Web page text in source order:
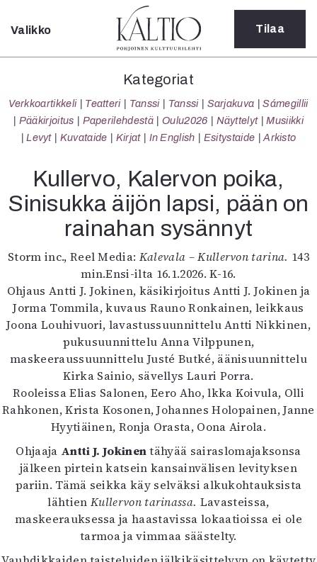
Sulje
Kategoriat
Verkkoartikkeli
Teatteri
Tanssi
Sarjakuva
Sámegillii
Pääkirjoitus
Paperilehdestä
Oulu2026
Näyttelyt
Musiikki
Levyt
Kuvataide
Kirjat
In English
Esitystaide
Arkisto
Lehdet
4/2026
2–3/2026
1/2026
6/2025
5/2025 saame
5/2025
Lehtiarkisto
Valikko Tilaa
Kategoriat
Verkkoartikkeli Teatteri Tanssi Tanssi Sarjakuva
Sámegillii
Pääkirjoitus
Paperilehdestä Oulu2026 Näyttelyt
Musiikki
Levyt
Kuvataide Kirjat In English Esitystaide Arkisto
Kullervo, Kalervon poika,
Sinisukka äijön lapsi, pään on
rainahan sysännyt
Storm inc., Reel Media: Kalevala – Kullervon tarina. 143
min.Ensi-ilta 16.1.2026. K-16.
Ohjaus Antti J. Jokinen, käsikirjoitus Antti J. Jokinen ja
Jorma Tommila, kuvaus Rauno Ronkainen, leikkaus
Joona Louhivuori, lavastussuunnittelu Antti Nikkinen,
pukusuunnittelu Anna Vilppunen,
maskeeraussuunnittelu Justé Butké, äänisuunnittelu
Kirka Sainio, sävellys Lauri Porra.
Rooleissa Elias Salonen, Eero Aho, lkka Koivula, Olli
Rahkonen, Krista Kosonen, Johannes Holopainen, Janne
Hyytiäinen, Ronja Orasta, Oona Airola.
Ohjaaja Antti J. Jokinentähyää sairaslomajaksonsa
jälkeen pirtein katsein kansainvälisen levityksen
pariin. Tämä seikka käy selväksi alkukohtauksista
lähtien Kullervon tarinassa. Lavasteissa,
maskeerauksessa ja haastavissa lokaatioissa ei ole
tarmoa ja vimmaa säästelty.